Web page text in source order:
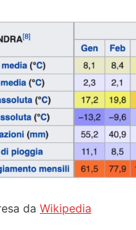
da Wikipedia